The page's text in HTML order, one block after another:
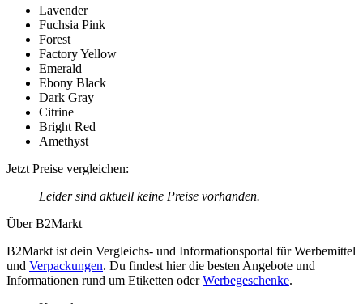
Lavender
Fuchsia Pink
Forest
Factory Yellow
Emerald
Ebony Black
Dark Gray
Citrine
Bright Red
Amethyst
Jetzt Preise vergleichen:
Leider sind aktuell keine Preise vorhanden.
Über B2Markt
B2Markt ist dein Vergleichs- und Informationsportal für Werbemittel
und Verpackungen. Du findest hier die besten Angebote und
Informationen rund um Etiketten oderWerbegeschenke.